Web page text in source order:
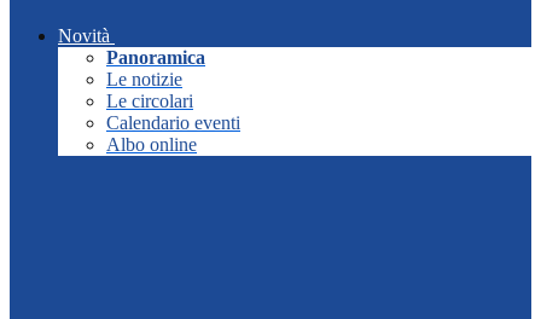
Novità
Panoramica
Le notizie
Le circolari
Calendario eventi
Albo online